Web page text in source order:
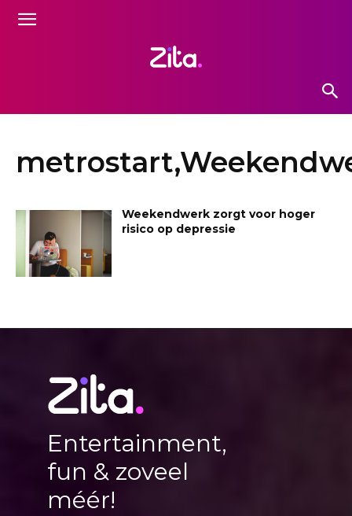
Weekendwerk zorgt voor hoger
risico op depressie
Entertainment,
fun & zoveel
méér!